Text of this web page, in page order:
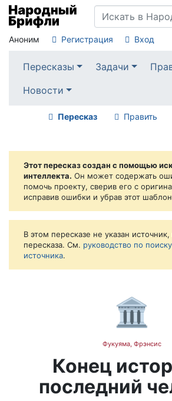
Аноним Регистрация Вход
Пересказы Задачи
Новости
Пересказ Править
Этот пересказ создан с помощью
интеллекта. Он может содержать
помочь проекту, сверив его с
исправив ошибки и убрав этот
В этом пересказе не указан источник,
пересказа. См. руководство по
источника.
🏛️
Фукуяма, Фрэнсис
Конец
последний